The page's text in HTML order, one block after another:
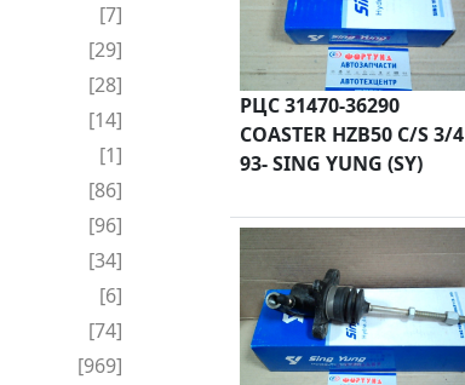
[7]
[29]
[28]
[14]
[1]
[86]
[96]
[34]
[6]
[74]
[969]
РЦС 31470-36290
COASTER HZB50 C/S 3/4
93- SING YUNG (SY)